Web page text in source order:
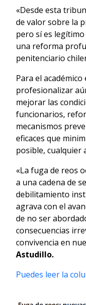
«Desde esta
de valor sobre la
pero sí es
una reforma
penitenciario
Para el
profesionalizar
mejorar las
funcionarios,
mecanismos
eficaces que
posible, cualquier
«La fuga de reos
a una cadena de
debilitamiento
agrava con el
de no ser
consecuencias
convivencia en
Astudillo.
Puedes leer la